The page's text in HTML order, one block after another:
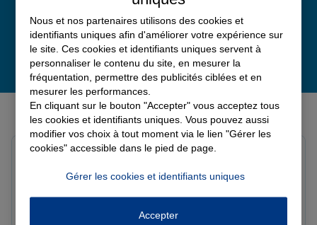
Derniers avis de nos agences Allianz
Le 07/08/2026 - Agence NANTERRE
Merci à Madi pour son écoute et ces conseils précieux.
Réactif et efficace le service impeccable
Yayaya M.
Nous et nos partenaires utilisons des cookies et
identifiants uniques afin d'améliorer votre expérience sur
le site. Ces cookies et identifiants uniques servent à
personnaliser le contenu du site, en mesurer la
fréquentation, permettre des publicités ciblées et en
mesurer les performances.
En cliquant sur le bouton "Accepter" vous acceptez tous
les cookies et identifiants uniques. Vous pouvez aussi
modifier vos choix à tout moment via le lien "Gérer les
cookies" accessible dans le pied de page.
Gérer les cookies et identifiants uniques
Accepter